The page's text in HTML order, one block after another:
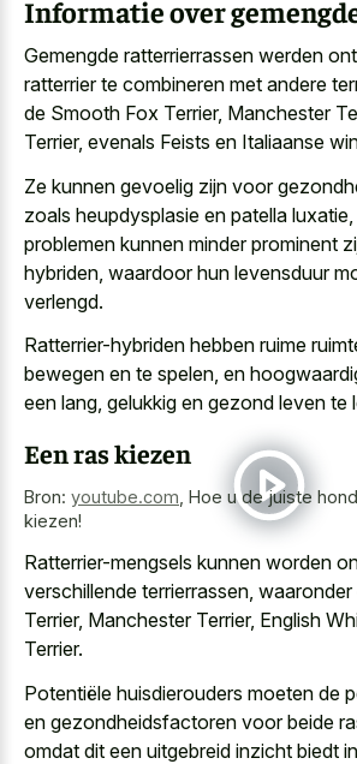
Informatie over
Gemengde ratterrierrassen werden
ratterrier te combineren met andere
de Smooth Fox Terrier, Manchester
Terrier, evenals Feists en Italiaanse
Ze kunnen gevoelig zijn voor
zoals heupdysplasie en patella luxatie
problemen kunnen minder prominent
hybriden, waardoor hun levensduur
verlengd.
Ratterrier-hybriden hebben ruime
bewegen en te spelen, en
een lang, gelukkig en gezond leven te
Een ras kiezen
Bron: youtube.com Hoe u de juiste
kiezen!
Ratterrier-mengsels kunnen worden
verschillende terrierrassen,
Terrier, Manchester Terrier, English
Terrier.
Potentiële huisdierouders moeten de
en gezondheidsfactoren voor beide
omdat dit een uitgebreid inzicht biedt